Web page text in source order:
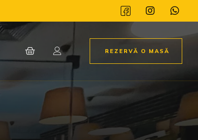
REZERVĂ O MASĂ